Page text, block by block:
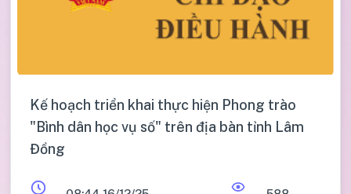
Kế hoạch triển khai thực hiện Phong trào
"Bình dân học vụ số" trên địa bàn tỉnh Lâm
Đồng